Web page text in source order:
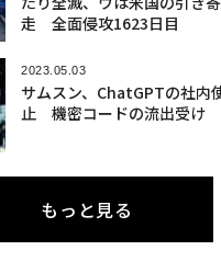
走 全面侵攻1623日目
2023.05.03
サムスン、ChatGPTの社内
止 機密コードの流出受け
もっと見る